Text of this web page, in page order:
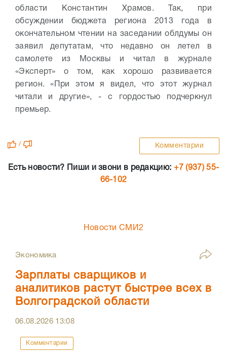
области Константин Храмов. Так, при
обсуждении бюджета региона 2013 года в
окончательном чтении на заседании облдумы он
заявил депутатам, что недавно он летел в
самолете из Москвы и читал в журнале
«Эксперт» о том, как хорошо развивается
регион. «При этом я видел, что этот журнал
читали и другие», - с гордостью подчеркнул
премьер.
/ Комментарии
Есть новости? Пиши и звони в редакцию: +7 (937) 55-
66-102
Новости СМИ2
Экономика
Зарплаты сварщиков и
аналитиков растут быстрее всех в
Волгоградской области
06.08.2026 13:08
Комментарии